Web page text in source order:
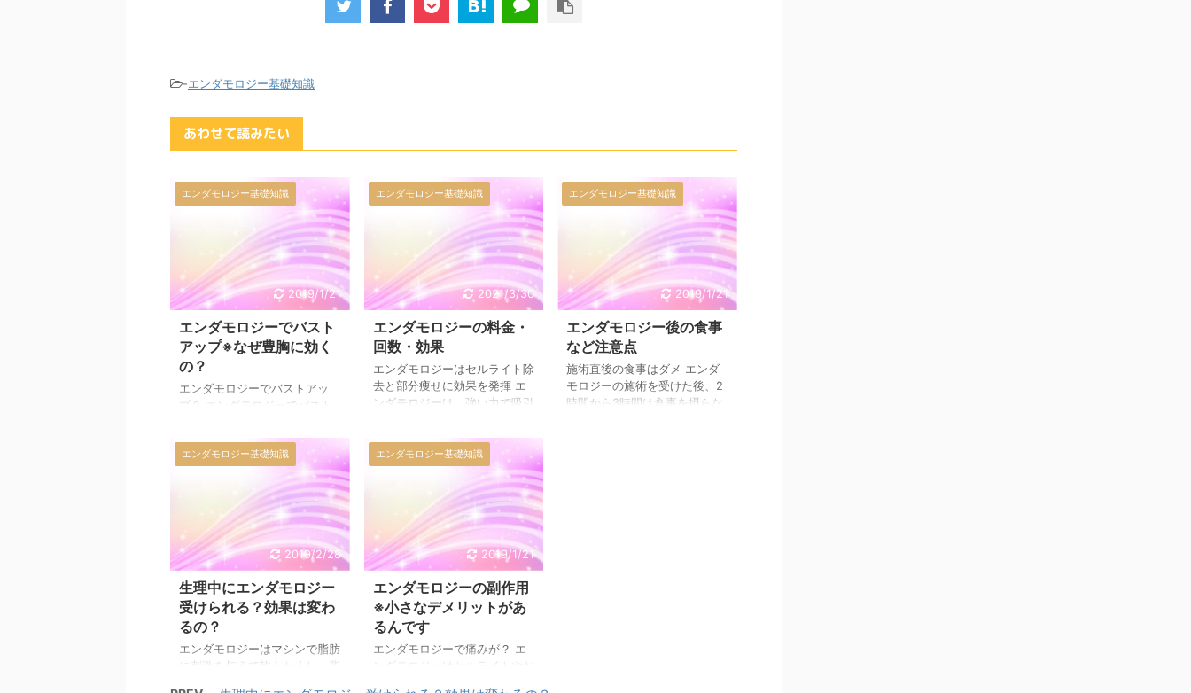
-エンダモロジー基礎知識
あわせて読みたい
エンダモロジー基礎知識
2019/1/21
エンダモロジーでバスト
アップ※なぜ豊胸に効く
の？
エンダモロジーでバストアッ
プ？ エンダモロジーでバスト
存知ですか。バストに直接エン
ダモロジーのマシンを当てるわ
けではないのですが、体全体に
エンダモロジーを施術すること
でアンダーバストが小さくな
り、（胴回りのぜい肉がスッキ
リするため）バストの高さが出
るようになるのです。 こんな
効果があるとは知らなかったと
いう女性は多いのではないです
か。エンダモロジーというとセ
ルライトを除去する、痩せると
いうものでしたから、バストア
ップ効果があるというのはうれ
エンダモロジー基礎知識
2021/3/30
エンダモロジーの料金・
回数・効果
エンダモロジーはセルライト除
去と部分痩せに効果を発揮 エ
ンダモロジーは、強い力で吸引
ライトを潰す施術で、エステサ
ロンやクリニックで受けられま
す。 でも「エステやクリニッ
クは高そう」というのが当たり
前の感想。 そこで、実際にど
のくらいの料金でエンダモロジ
ーができるのか、しらべてみま
した。 エンダモロジーを格安
で体験できるエステの一覧→
料金相場。費用はこのくらい
エンダモロジーの費用につい
て、エステに通ったことがある
女性に聞いてみたら、1回あた
り1万円から3万円くらいの間
エンダモロジー基礎知識
2019/1/21
エンダモロジー後の食事
など注意点
施術直後の食事はダメ エンダ
モロジーの施術を受けた後、2
時間から3時間は食事を摂らな
エンダモロジー基礎知識
2019/2/28
生理中にエンダモロジー
受けられる？効果は変わ
るの？
エンダモロジーはマシンで脂肪
に刺激を与えて軟らかくし、脂
エンダモロジー基礎知識
2019/1/21
エンダモロジーの副作用
※小さなデメリットがあ
るんです
エンダモロジーで痛みが？ エ
ンダモロジーはセルライトやお